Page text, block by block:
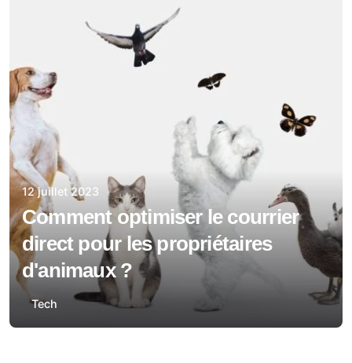
12 juillet 2023
Comment optimiser le courrier
direct pour les propriétaires
d'animaux ?
Tech